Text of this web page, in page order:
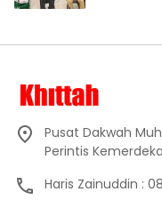
Pusat Dakwah
Perintis
Haris Zainuddin :